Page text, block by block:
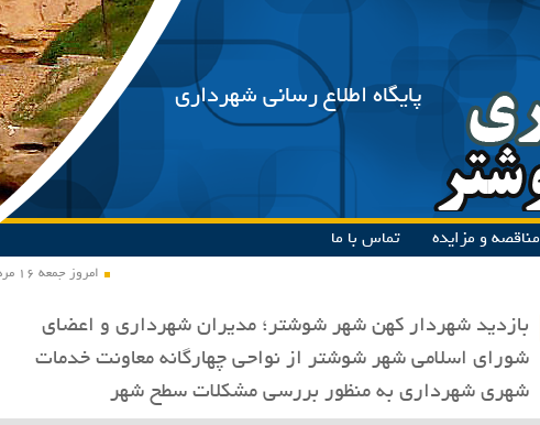
پایگاه اطلاع رسانی شهرداری
امروز جمعه ۱۶ مرداد ۱۴۰۵
مناقصه و مزایده تماس با ما
بازدید شهردار کهن شهر شوشتر؛ مدیران شهرداری و اعضای
شورای اسلامی شهر شوشتر از نواحی چهارگانه معاونت خدمات
شهری شهرداری به منظور بررسی مشکلات سطح شهر